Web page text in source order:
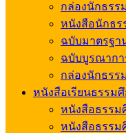
กล่องนักธรร
หนังสือนักธร
ฉบับมาตรฐา
ฉบับบูรณากา
กล่องนักธรร
หนังสือเรียนธรรม
หนังสือธรรม
หนังสือธรรม